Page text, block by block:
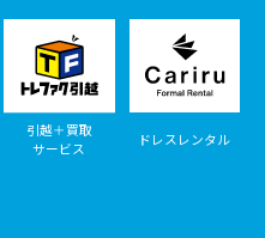
引越＋買取
サービス
ドレスレンタル